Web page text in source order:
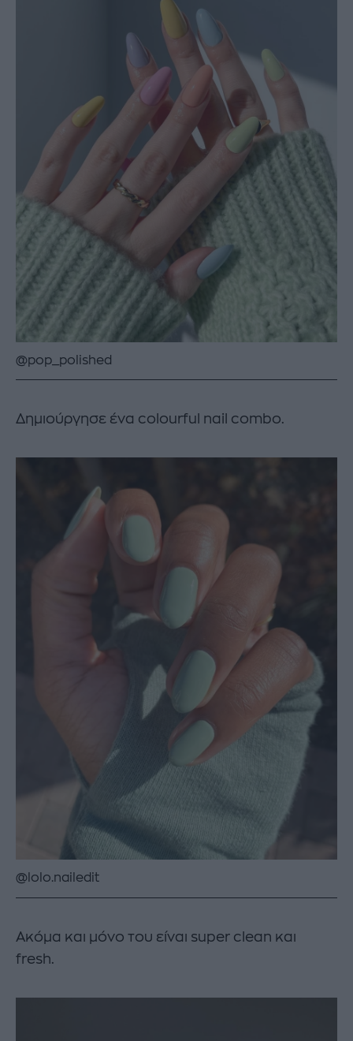
@pop_polished
Δημιούργησε ένα colourful nail combo.
@lolo.nailedit
Ακόμα και μόνο του είναι super clean και
fresh.